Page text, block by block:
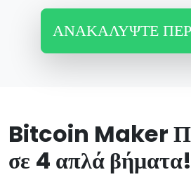
ΑΝΑΚΑΛΎΨΤΕ
Bitcoin Maker
σε 4 απλά βήματα!